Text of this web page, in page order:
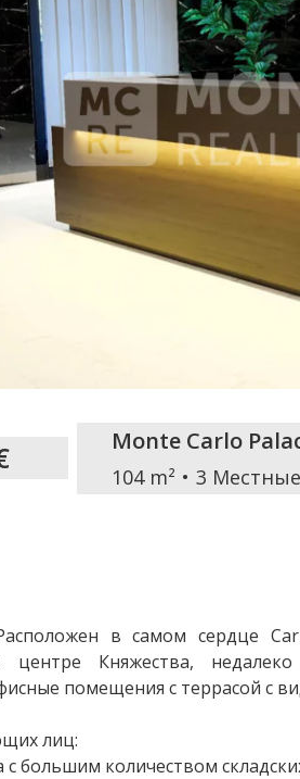
Monte Carlo
104 m² 3
в самом сердце
центре Княжества,
помещения с террасой с
лиц:
с большим количеством